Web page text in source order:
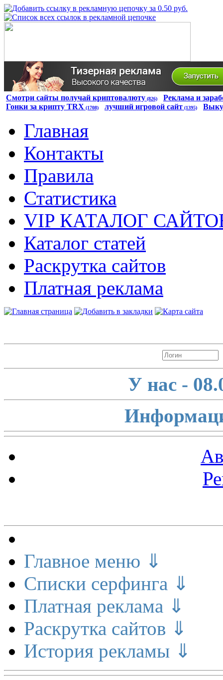
Смотри сайты получай криптовалюту (826)
Реклама и
Гонки за крипту TRX (1708) лучший игровой сайт (1395)
Главная
Контакты
Правила
Статистика
VIP КАТАЛОГ
Каталог статей
Раскрутка сайтов
Платная реклама
У нас -
Главное меню ⇓
Списки серфинга ⇓
Платная реклама ⇓
Раскрутка сайтов ⇓
История рекламы ⇓